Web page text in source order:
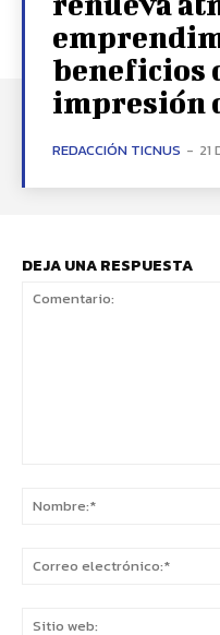
beneficios
impresión
REDACCIÓN TICNUS - 21
DEJA UNA RESPUESTA